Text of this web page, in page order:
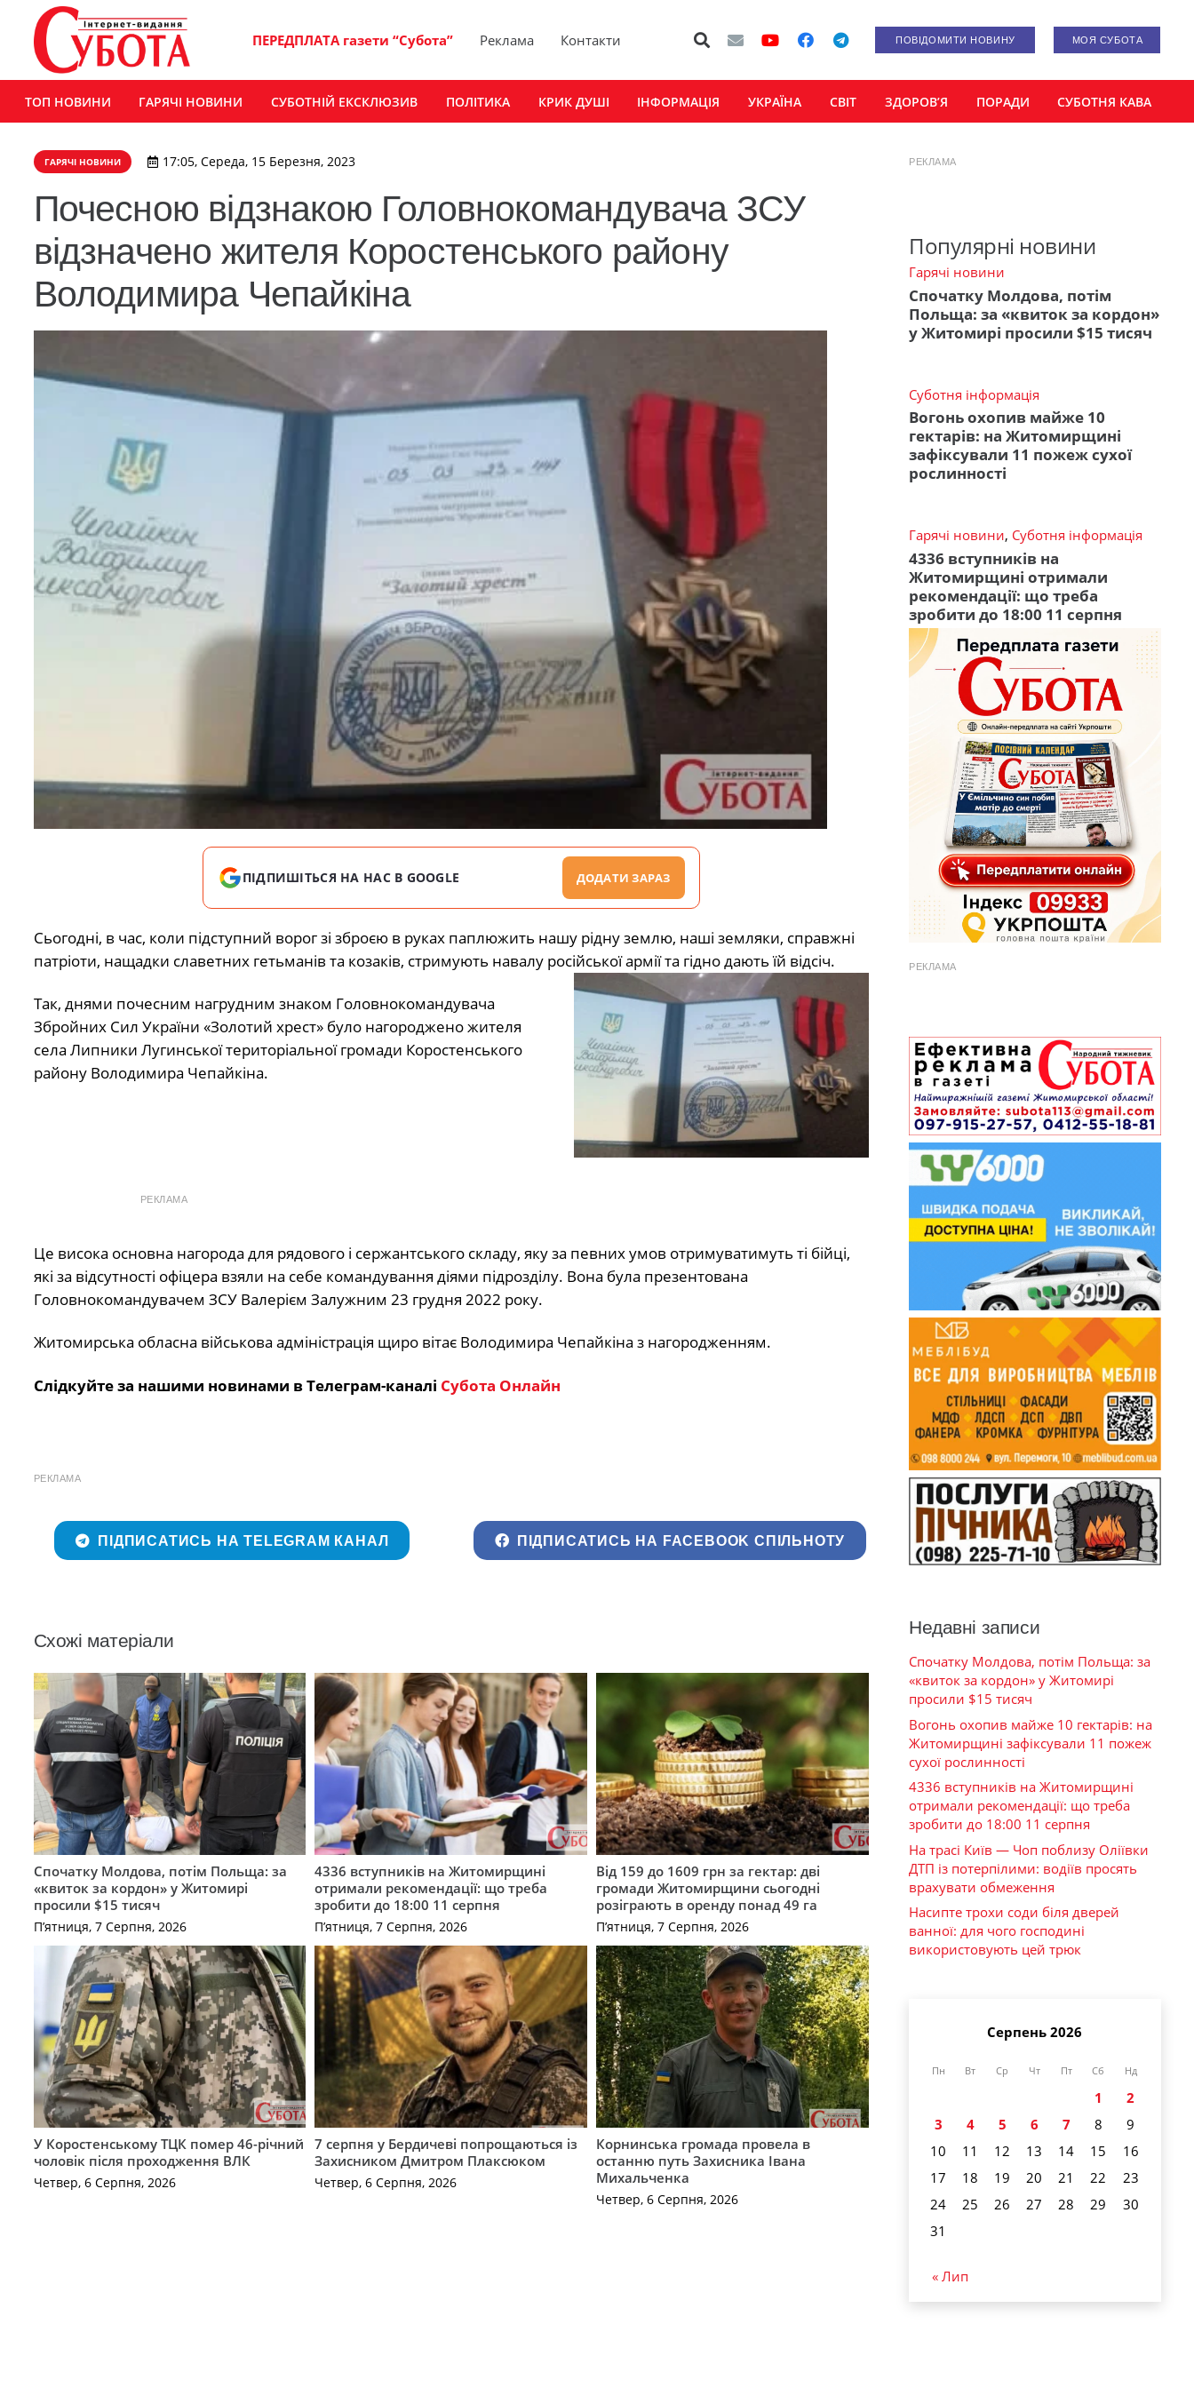
ПЕРЕДПЛАТА газети “Субота” Реклама Контакти ПОВІДОМИТИ НОВИНУ МОЯ СУБОТА
ТОП НОВИНИ ГАРЯЧІ НОВИНИ СУБОТНІЙ ЕКСКЛЮЗИВ ПОЛІТИКА КРИК ДУШІ ІНФОРМАЦІЯ УКРАЇНА СВІТ ЗДОРОВ’Я ПОРАДИ СУБОТНЯ КАВА
ГАРЯЧІ НОВИНИ 17:05, Середа, 15 Березня, 2023
Почесною відзнакою Головнокомандувача ЗСУ
відзначено жителя Коростенського району
Володимира Чепайкіна
ПІДПИШІТЬСЯ НА НАС В GOOGLE ДОДАТИ ЗАРАЗ
Сьогодні, в час, коли підступний ворог зі зброєю в руках паплюжить нашу рідну землю, наші земляки, справжні
патріоти, нащадки славетних гетьманів та козаків, стримують навалу російської армії та гідно дають їй відсіч.
Так, днями почесним нагрудним знаком Головнокомандувача
Збройних Сил України «Золотий хрест» було нагороджено жителя
села Липники Лугинської територіальної громади Коростенського
району Володимира Чепайкіна.
РЕКЛАМА
Це висока основна нагорода для рядового і сержантського складу, яку за певних умов отримуватимуть ті бійці,
які за відсутності офіцера взяли на себе командування діями підрозділу. Вона була презентована
Головнокомандувачем ЗСУ Валерієм Залужним 23 грудня 2022 року.
Житомирська обласна військова адміністрація щиро вітає Володимира Чепайкіна з нагородженням.
Слідкуйте за нашими новинами в Телеграм-каналі Субота Онлайн
РЕКЛАМА
ПІДПИСАТИСЬ НА TELEGRAM КАНАЛ ПІДПИСАТИСЬ НА FACEBOOK СПІЛЬНОТУ
Схожі матеріали
Спочатку Молдова, потім Польща: за
«квиток за кордон» у Житомирі
просили $15 тисяч
П’ятниця, 7 Серпня, 2026
4336 вступників на Житомирщині
отримали рекомендації: що треба
зробити до 18:00 11 серпня
П’ятниця, 7 Серпня, 2026
Від 159 до 1609 грн за гектар: дві
громади Житомирщини сьогодні
розіграють в оренду понад 49 га
П’ятниця, 7 Серпня, 2026
У Коростенському ТЦК помер 46-річний
чоловік після проходження ВЛК
Четвер, 6 Серпня, 2026
7 серпня у Бердичеві попрощаються із
Захисником Дмитром Плаксюком
Четвер, 6 Серпня, 2026
Корнинська громада провела в
останню путь Захисника Івана
Михальченка
Четвер, 6 Серпня, 2026
РЕКЛАМА
Популярні новини
Гарячі новини
Спочатку Молдова, потім
Польща: за «квиток за кордон»
у Житомирі просили $15 тисяч
Суботня інформація
Вогонь охопив майже 10
гектарів: на Житомирщині
зафіксували 11 пожеж сухої
рослинності
Гарячі новини, Суботня інформація
4336 вступників на
Житомирщині отримали
рекомендації: що треба
зробити до 18:00 11 серпня
РЕКЛАМА
Недавні записи
Спочатку Молдова, потім Польща: за
«квиток за кордон» у Житомирі
просили $15 тисяч
Вогонь охопив майже 10 гектарів: на
Житомирщині зафіксували 11 пожеж
сухої рослинності
4336 вступників на Житомирщині
отримали рекомендації: що треба
зробити до 18:00 11 серпня
На трасі Київ — Чоп поблизу Оліївки
ДТП із потерпілими: водіїв просять
врахувати обмеження
Насипте трохи соди біля дверей
ванної: для чого господині
використовують цей трюк
Серпень 2026
Пн Вт Ср Чт Пт Сб Нд
1
2
3
4 5 6 7 8
9
10
11 12 13 14 15
16
17
18 19 20 21 22
23
24
25 26 27 28 29
30
31
« Лип